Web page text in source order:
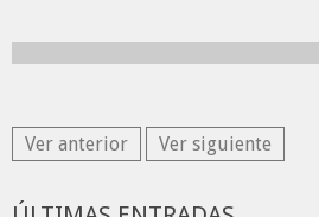
Ver anterior Ver siguiente